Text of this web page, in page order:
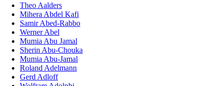
Theo Aalders
Mihera Abdel Kafi
Samir Abed-Rabbo
Werner Abel
Mumia Abu Jamal
Sherin Abu-Chouka
Mumia Abu-Jamal
Roland Adelmann
Gerd Adloff